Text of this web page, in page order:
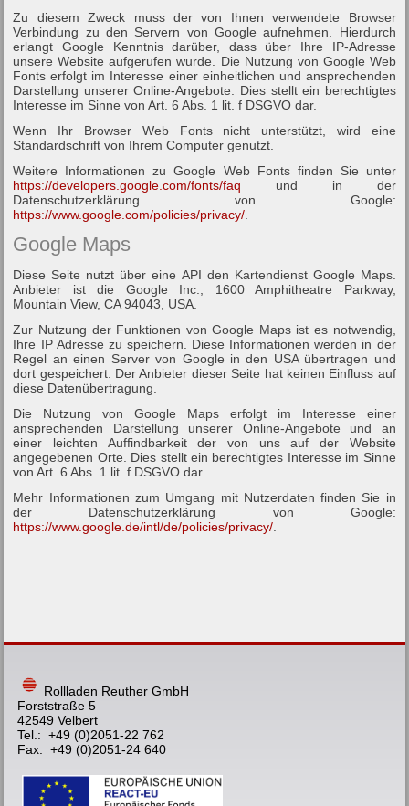
Zu diesem Zweck muss der von Ihnen verwendete Browser
Verbindung zu den Servern von Google aufnehmen. Hierdurch
erlangt Google Kenntnis darüber, dass über Ihre IP-Adresse
unsere Website aufgerufen wurde. Die Nutzung von Google Web
Fonts erfolgt im Interesse einer einheitlichen und ansprechenden
Darstellung unserer Online-Angebote. Dies stellt ein berechtigtes
Interesse im Sinne von Art. 6 Abs. 1 lit. f DSGVO dar.
Wenn Ihr Browser Web Fonts nicht unterstützt, wird eine
Standardschrift von Ihrem Computer genutzt.
Weitere Informationen zu Google Web Fonts finden Sie unter
https://developers.google.com/fonts/faq und in der
Datenschutzerklärung von Google:
https://www.google.com/policies/privacy/
Google Maps
Diese Seite nutzt über eine API den Kartendienst Google Maps.
Anbieter ist die Google Inc., 1600 Amphitheatre Parkway,
Mountain View, CA 94043, USA.
Zur Nutzung der Funktionen von Google Maps ist es notwendig,
Ihre IP Adresse zu speichern. Diese Informationen werden in der
Regel an einen Server von Google in den USA übertragen und
dort gespeichert. Der Anbieter dieser Seite hat keinen Einfluss auf
diese Datenübertragung.
Die Nutzung von Google Maps erfolgt im Interesse einer
ansprechenden Darstellung unserer Online-Angebote und an
einer leichten Auffindbarkeit der von uns auf der Website
angegebenen Orte. Dies stellt ein berechtigtes Interesse im Sinne
von Art. 6 Abs. 1 lit. f DSGVO dar.
Mehr Informationen zum Umgang mit Nutzerdaten finden Sie in
der Datenschutzerklärung von Google:
https://www.google.de/intl/de/policies/privacy/
Rollladen Reuther GmbH
Forststraße 5
42549 Velbert
Tel.: +49 (0)2051-22 762
Fax: +49 (0)2051-24 640